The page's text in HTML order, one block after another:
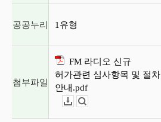
공공누리 1유형
첨부파일
FM 라디오 신규
허가관련 심사항목 및 절차
안내.pdf